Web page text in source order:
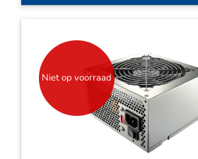
Niet op voorraad